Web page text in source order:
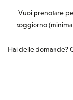
Vuoi prenotare
soggiorno (minima
Hai delle domande?